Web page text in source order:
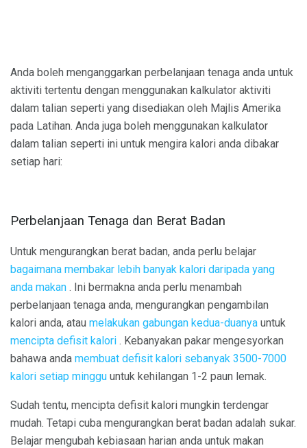
Anda boleh menganggarkan perbelanjaan tenaga anda untuk
aktiviti tertentu dengan menggunakan kalkulator aktiviti
dalam talian seperti yang disediakan oleh Majlis Amerika
pada Latihan. Anda juga boleh menggunakan kalkulator
dalam talian seperti ini untuk mengira kalori anda dibakar
setiap hari:
Perbelanjaan Tenaga dan Berat Badan
Untuk mengurangkan berat badan, anda perlu belajar
bagaimana membakar lebih banyak kalori daripada yang
anda makan . Ini bermakna anda perlu menambah
perbelanjaan tenaga anda, mengurangkan pengambilan
kalori anda, atau melakukan gabungan kedua-duanya untuk
mencipta defisit kalori . Kebanyakan pakar mengesyorkan
bahawa anda membuat defisit kalori sebanyak 3500-7000
kalori setiap minggu untuk kehilangan 1-2 paun lemak.
Sudah tentu, mencipta defisit kalori mungkin terdengar
mudah. Tetapi cuba mengurangkan berat badan adalah sukar.
Belajar mengubah kebiasaan harian anda untuk makan